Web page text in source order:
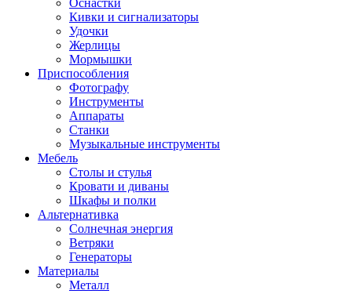
Оснастки
Кивки и сигнализаторы
Удочки
Жерлицы
Мормышки
Приспособления
Фотографу
Инструменты
Аппараты
Станки
Музыкальные инструменты
Мебель
Столы и стулья
Кровати и диваны
Шкафы и полки
Альтернативка
Солнечная энергия
Ветряки
Генераторы
Материалы
Металл